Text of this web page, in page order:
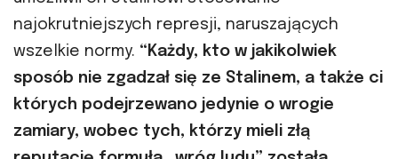
najokrutniejszych represji, naruszających
wszelkie normy. “Każdy, kto w jakikolwiek
sposób nie zgadzał się ze Stalinem, a także ci
których podejrzewano jedynie o wrogie
zamiary, wobec tych, którzy mieli złą